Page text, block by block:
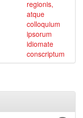
regionis,
atque
colloquium
ipsorum
idiomate
conscriptum